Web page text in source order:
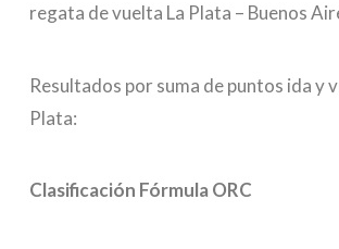
regata de vuelta La Plata – Buenos
Resultados por suma de puntos ida y
Plata:
Clasificación Fórmula ORC